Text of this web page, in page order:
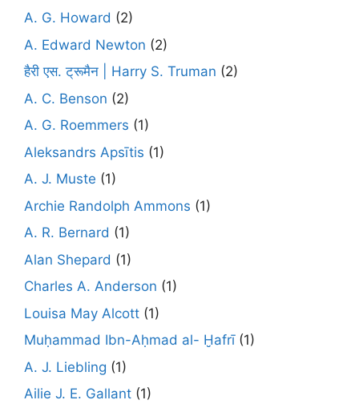
A. G. Howard (2)
A. Edward Newton (2)
हैरी एस. ट्रूमैन | Harry S. Truman (2)
A. C. Benson (2)
A. G. Roemmers (1)
Aleksandrs Apsītis (1)
A. J. Muste (1)
Archie Randolph Ammons (1)
A. R. Bernard (1)
Alan Shepard (1)
Charles A. Anderson (1)
Louisa May Alcott (1)
Muḥammad Ibn-Aḥmad al- Ḫafrī(1)
A. J. Liebling (1)
Ailie J. E. Gallant (1)